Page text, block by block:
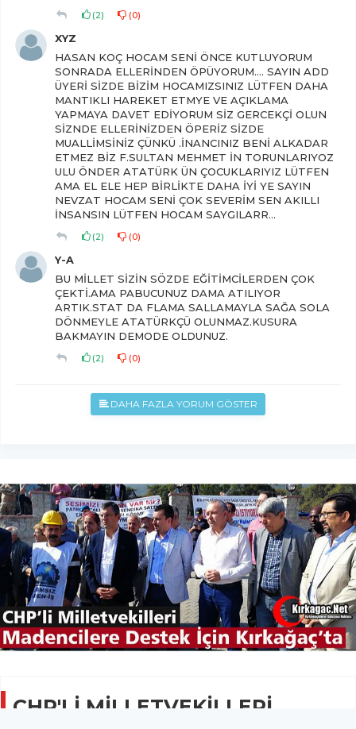
(2) (0)
XYZ
HASAN KOÇ HOCAM SENİ ÖNCE KUTLUYORUM
SONRADA ELLERİNDEN ÖPÜYORUM.... SAYIN ADD
ÜYERİ SİZDE BİZİM HOCAMIZSINIZ LÜTFEN DAHA
MANTIKLI HAREKET ETMYE VE AÇIKLAMA
YAPMAYA DAVET EDİYORUM SİZ GERCEKÇİ OLUN
SİZNDE ELLERİNİZDEN ÖPERİZ SİZDE
MUALLİMSİNİZ ÇÜNKÜ .İNANCINIZ BENİ ALKADAR
ETMEZ BİZ F.SULTAN MEHMET İN TORUNLARIYOZ
ULU ÖNDER ATATÜRK ÜN ÇOCUKLARIYIZ LÜTFEN
AMA EL ELE HEP BİRLİKTE DAHA İYİ YE SAYIN
NEVZAT HOCAM SENİ ÇOK SEVERİM SEN AKILLI
İNSANSIN LÜTFEN HOCAM SAYGILARR...
(2) (0)
Y-A
BU MİLLET SİZİN SÖZDE EĞİTİMCİLERDEN ÇOK
ÇEKTİ.AMA PABUCUNUZ DAMA ATILIYOR
ARTIK.STAT DA FLAMA SALLAMAYLA SAĞA SOLA
DÖNMEYLE ATATÜRKÇÜ OLUNMAZ.KUSURA
BAKMAYIN DEMODE OLDUNUZ.
(2) (0)
DAHA FAZLA YORUM GÖSTER
CHP'Lİ MİLLETVEKİLLERİ